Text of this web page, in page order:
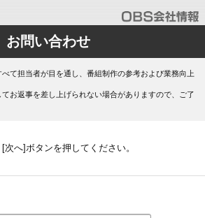
お問い合わせ
て担当者が目を通し、番組制作の参考および業務向上
お返事を差し上げられない場合がありますので、ご了
へ]ボタンを押してください。